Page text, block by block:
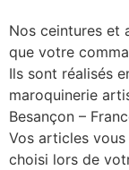
Nos ceintures et
que votre
Ils sont réalisés
maroquinerie
Besançon –
Vos articles
choisi lors de